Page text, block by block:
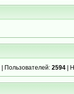
| Пользователей: 2594 |